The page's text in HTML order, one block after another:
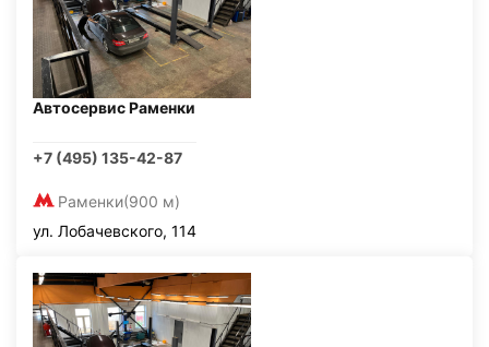
Автосервис Раменки
+7 (495) 135-42-87
Раменки(900 м)
ул. Лобачевского, 114